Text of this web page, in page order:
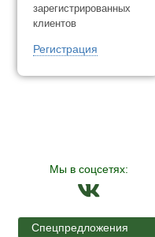
зарегистрированных
клиентов
Регистрация
Мы в соцсетях:
Спецпредложения